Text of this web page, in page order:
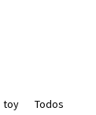
toy Todos